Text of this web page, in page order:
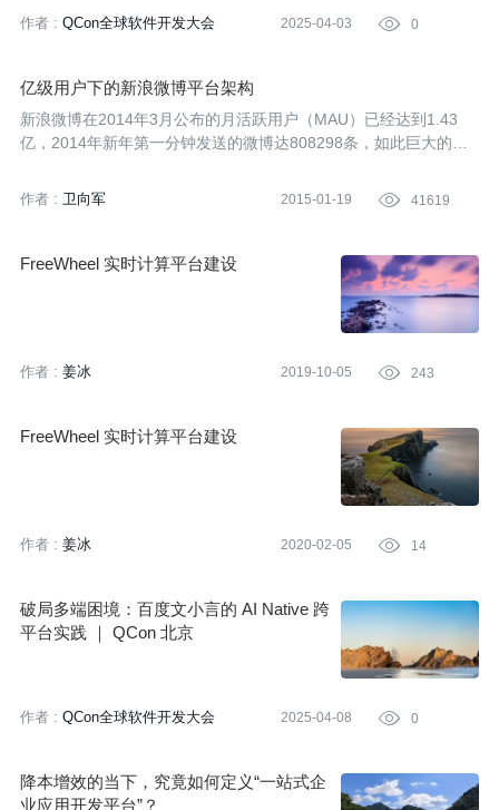
作者 : QCon全球软件开发大会 2025-04-03  0
亿级用户下的新浪微博平台架构
新浪微博在2014年3月公布的月活跃用户（MAU）已经达到1.43
亿，2014年新年第一分钟发送的微博达808298条，如此巨大的用
作者 : 卫向军 2015-01-19  41619
FreeWheel 实时计算平台建设
作者 : 姜冰 2019-10-05  243
FreeWheel 实时计算平台建设
作者 : 姜冰 2020-02-05  14
破局多端困境：百度文小言的 AI Native 跨
平台实践 ｜ QCon 北京
作者 : QCon全球软件开发大会 2025-04-08  0
降本增效的当下，究竟如何定义“一站式企
业应用开发平台”？